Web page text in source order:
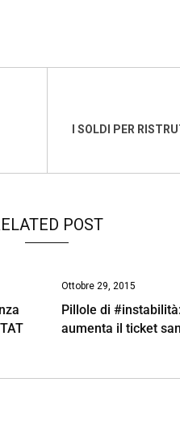
I SOLDI PER
POST
Ottobre 29, 2015
Pillole di #instabilità:
aumenta il ticket